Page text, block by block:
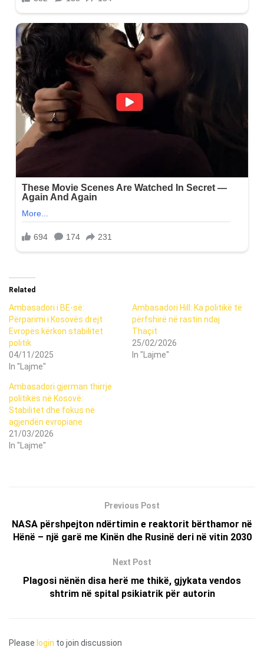
Related
Ambasadori i BE-së:
Përparimi i Kosovës drejt
Evropës kërkon stabilitet
politik
04/11/2025
In "Lajme"
Ambasadori Hill: Ka politikë të
përfshirë në rastin ndaj
Thaçit
25/02/2026
In "Lajme"
Ambasadori gjerman thirrje
politikës në Kosovë:
Stabilitet dhe fokus në
agjendën evropiane
21/03/2026
In "Lajme"
Previous Post
NASA përshpejton ndërtimin e reaktorit bërthamor në
Hënë – një garë me Kinën dhe Rusinë deri në vitin 2030
Next Post
Plagosi nënën disa herë me thikë, gjykata vendos
shtrim në spital psikiatrik për autorin
Please login to join discussion